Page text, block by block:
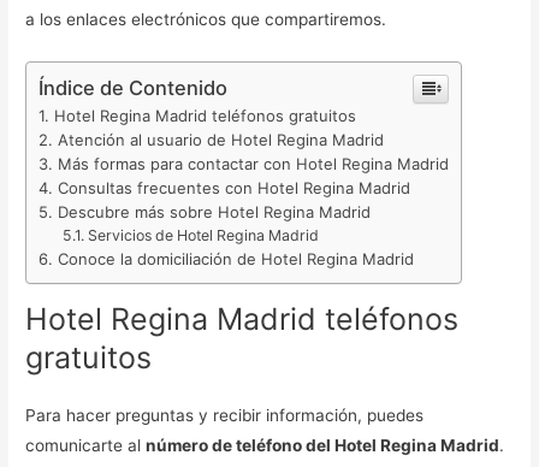
a los enlaces electrónicos que compartiremos.
Índice de Contenido
Hotel Regina Madrid teléfonos gratuitos
Atención al usuario de Hotel Regina Madrid
Más formas para contactar con Hotel Regina Madrid
Consultas frecuentes con Hotel Regina Madrid
Descubre más sobre Hotel Regina Madrid
Servicios de Hotel Regina Madrid
Conoce la domiciliación de Hotel Regina Madrid
Hotel Regina Madrid teléfonos
gratuitos
Para hacer preguntas y recibir información, puedes
comunicarte alnúmero de teléfono del Hotel Regina Madrid.